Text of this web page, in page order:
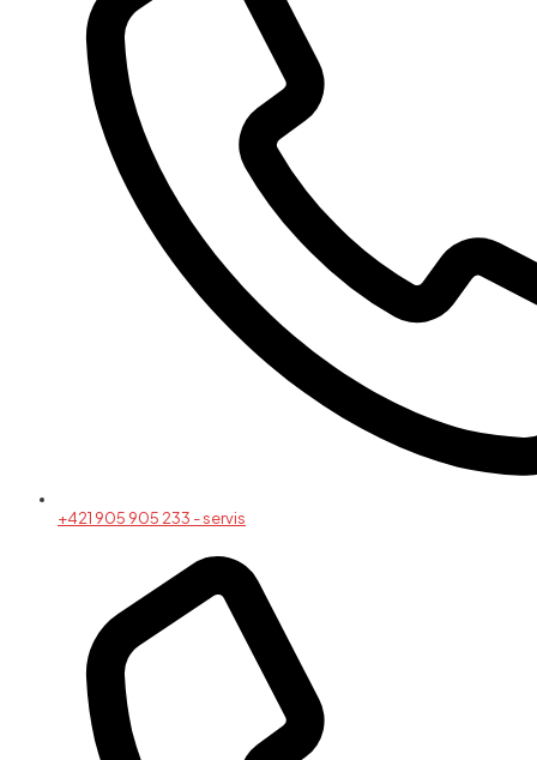
+421 905 905 233 - servis